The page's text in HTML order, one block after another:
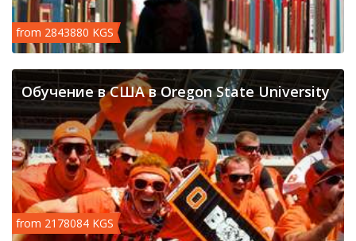
from 2843880 KGS
Обучение в США в Oregon State University
from 2178084 KGS